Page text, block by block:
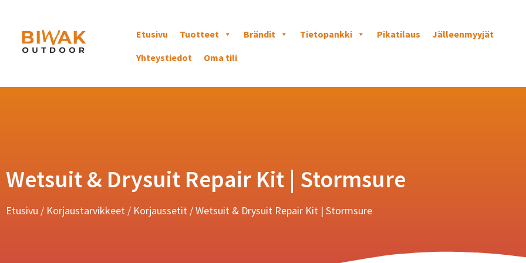
Etusivu Tuotteet Brändit Tietopankki Pikatilaus
Jälleenmyyjät
Yhteystiedot
Oma tili
Wetsuit & Drysuit Repair Kit | Stormsure
Etusivu / Korjaustarvikkeet / Korjaussetit / Wetsuit & Drysuit Repair Kit | Stormsure